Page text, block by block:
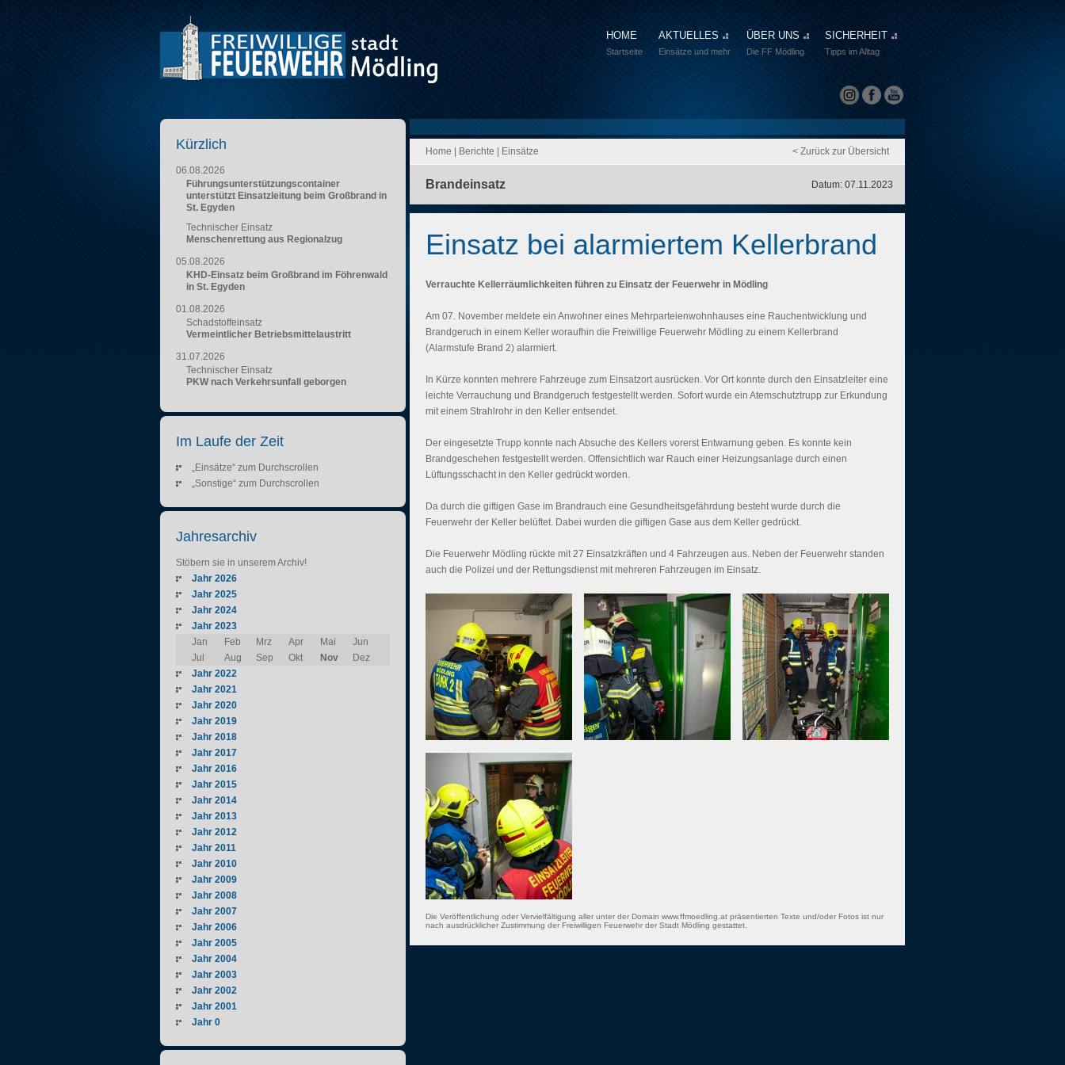
HOME
Startseite
AKTUELLES
Einsätze und mehr
ÜBER UNS
Die FF Mödling
SICHERHEIT
Tipps im Alltag
Home Berichte Einsätze < Zurück zur Übersicht
Brandeinsatz Datum: 07.11.2023
Einsatz bei alarmiertem Kellerbrand
Verrauchte Kellerräumlichkeiten führen zu Einsatz der Feuerwehr in Mödling
Am 07. November meldete ein Anwohner eines Mehrparteienwohnhauses eine Rauchentwicklung und
Brandgeruch in einem Keller woraufhin die Freiwillige Feuerwehr Mödling zu einem Kellerbrand
(Alarmstufe Brand 2) alarmiert.
In Kürze konnten mehrere Fahrzeuge zum Einsatzort ausrücken. Vor Ort konnte durch den Einsatzleiter eine
leichte Verrauchung und Brandgeruch festgestellt werden. Sofort wurde ein Atemschutztrupp zur Erkundung
mit einem Strahlrohr in den Keller entsendet.
Der eingesetzte Trupp konnte nach Absuche des Kellers vorerst Entwarnung geben. Es konnte kein
Brandgeschehen festgestellt werden. Offensichtlich war Rauch einer Heizungsanlage durch einen
Lüftungsschacht in den Keller gedrückt worden.
Da durch die giftigen Gase im Brandrauch eine Gesundheitsgefährdung besteht wurde durch die
Feuerwehr der Keller belüftet. Dabei wurden die giftigen Gase aus dem Keller gedrückt.
Die Feuerwehr Mödling rückte mit 27 Einsatzkräften und 4 Fahrzeugen aus. Neben der Feuerwehr standen
auch die Polizei und der Rettungsdienst mit mehreren Fahrzeugen im Einsatz.
Die Veröffentlichung oder Vervielfältigung aller unter der Domain www.ffmoedling.at präsentierten Texte und/oder Fotos ist nur
nach ausdrücklicher Zustimmung der Freiwilligen Feuerwehr der Stadt Mödling gestattet.
Kürzlich
06.08.2026
Führungsunterstützungscontainer
unterstützt Einsatzleitung beim Großbrand in
St. Egyden
Technischer Einsatz
Menschenrettung aus Regionalzug
05.08.2026
KHD-Einsatz beim Großbrand im Föhrenwald
in St. Egyden
01.08.2026
Schadstoffeinsatz
Vermeintlicher Betriebsmittelaustritt
31.07.2026
Technischer Einsatz
PKW nach Verkehrsunfall geborgen
Im Laufe der Zeit
„Einsätze“ zum Durchscrollen
„Sonstige“ zum Durchscrollen
Jahresarchiv
Stöbern sie in unserem Archiv!
Jahr 2026
Jahr 2025
Jahr 2024
Jahr 2023
Jan
Feb Mrz Apr Mai
Jun
Jul
Aug Sep Okt Nov
Dez
Jahr 2022
Jahr 2021
Jahr 2020
Jahr 2019
Jahr 2018
Jahr 2017
Jahr 2016
Jahr 2015
Jahr 2014
Jahr 2013
Jahr 2012
Jahr 2011
Jahr 2010
Jahr 2009
Jahr 2008
Jahr 2007
Jahr 2006
Jahr 2005
Jahr 2004
Jahr 2003
Jahr 2002
Jahr 2001
Jahr 0